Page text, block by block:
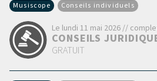
Musiscope Conseils individuels
Le lundi 11 mai 2026 //
CONSEILS
GRATUIT